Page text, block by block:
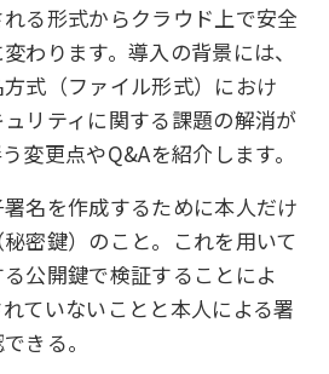
る形式からクラウド上で安全
わります。導入の背景には、
式（ファイル形式）におけ
リティに関する課題の解消が
変更点やQ&Aを紹介します。
名を作成するために本人だけ
密鍵）のこと。これを用いて
公開鍵で検証することによ
ていないことと本人による署
きる。